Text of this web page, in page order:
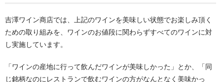
吉澤ワイン商店では、上記のワインを美味しい状態でお楽しみ頂く
ための取り組みを、ワインのお値段に関わらずすべてのワインに対
し実施しています。
「ワインの産地に行って飲んだワインが美味しかった」とか、「同
じ銘柄なのにレストランで飲むワインの方がなんとなく美味かっ